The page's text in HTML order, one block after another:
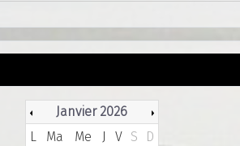
Janvier 2026
L
Ma Me J V S D